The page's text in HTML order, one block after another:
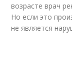
возрасте врач
Но если это
не является